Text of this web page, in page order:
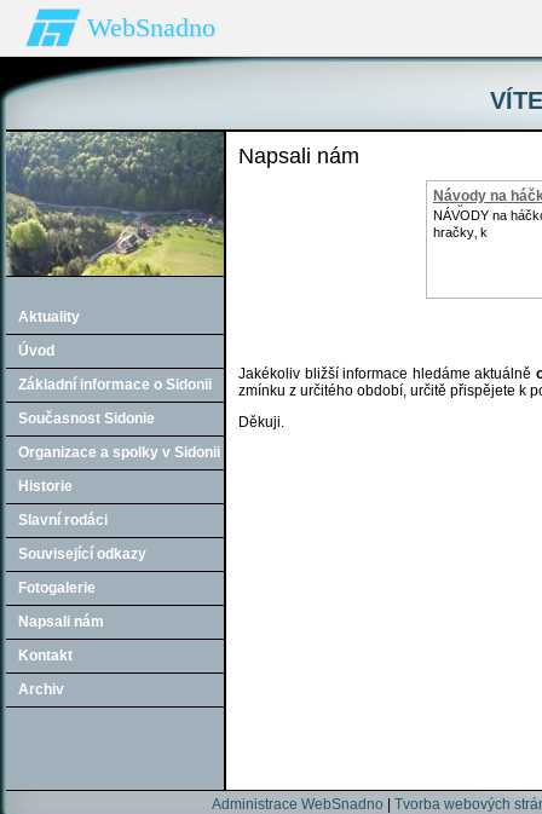
WebSnadno
Aktuality
Úvod
Základní informace o Sidonii
Současnost Sidonie
Organizace a spolky v Sidonii
Historie
Slavní rodáci
Související odkazy
Fotogalerie
Napsali nám
Kontakt
Archiv
Napsali nám
Návody na
hračk
NÁVODY na
hračky‚ k
Jakékoliv bližší informace hledáme aktuálně
zmínku z určitého období, určitě přispějete k
Děkuji.
Administrace WebSnadno Tvorba webových